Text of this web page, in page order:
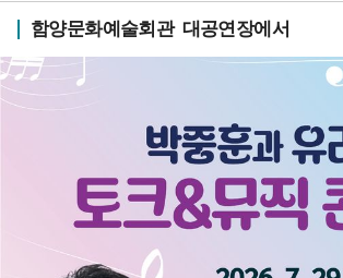
함양문화예술회관 대공연장에서